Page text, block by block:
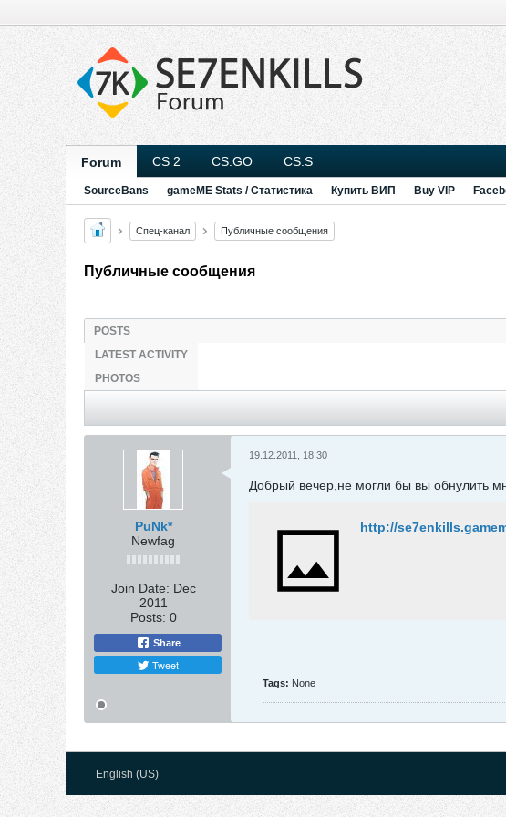
Forum CS 2 CS:GO CS:S
SourceBans gameME Stats / Статистика Купить ВИП Buy VIP
Спец-канал Публичные сообщения
Публичные сообщения
POSTS
LATEST ACTIVITY
PHOTOS
PuNk*
Newfag
Join Date: Dec
2011
Posts: 0
Share
Tweet
19.12.2011, 18:30
Добрый вечер,не могли бы вы обнулить
http://
Tags: None
English (US)